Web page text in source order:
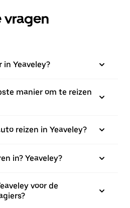
vragen
in Yeaveley?
manier om te reizen
reizen in Yeaveley?
in? Yeaveley?
voor de